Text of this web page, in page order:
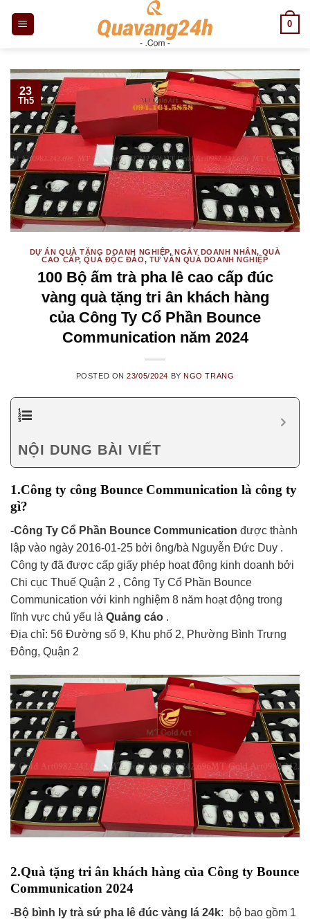
0
23
Th5
DỰ ÁN QUÀ TẶNG DOANH NGHIỆP,NGÀY DOANH NHÂN, QUÀ
CAO CẤP,QUÀ ĐỘC ĐÁO, TƯ VẤN QUÀ DOANH NGHIỆP
100 Bộ ấm trà pha lê cao cấp đúc
vàng quà tặng tri ân khách hàng
của Công Ty Cổ Phần Bounce
Communication năm 2024
POSTED ON23/05/2024 BY NGO TRANG
NỘI DUNG BÀI VIẾT
1.Công ty công Bounce Communication là công ty
gì?
-Công Ty Cổ Phần Bounce Communication được thành
lập vào ngày 2016-01-25 bởi ông/bà Nguyễn Đức Duy .
Công ty đã được cấp giấy phép hoạt động kinh doanh bởi
Chi cục Thuế Quận 2 , Công Ty Cổ Phần Bounce
Communication với kinh nghiệm 8 năm hoạt động trong
lĩnh vực chủ yếu là Quảng cáo .
Địa chỉ: 56 Đường số 9, Khu phố 2, Phường Bình Trưng
Đông, Quận 2
2.Quà tặng tri ân khách hàng của Công ty Bounce
Communication 2024
-Bộ bình ly trà sứ pha lê đúc vàng lá 24k: bộ bao gồm 1